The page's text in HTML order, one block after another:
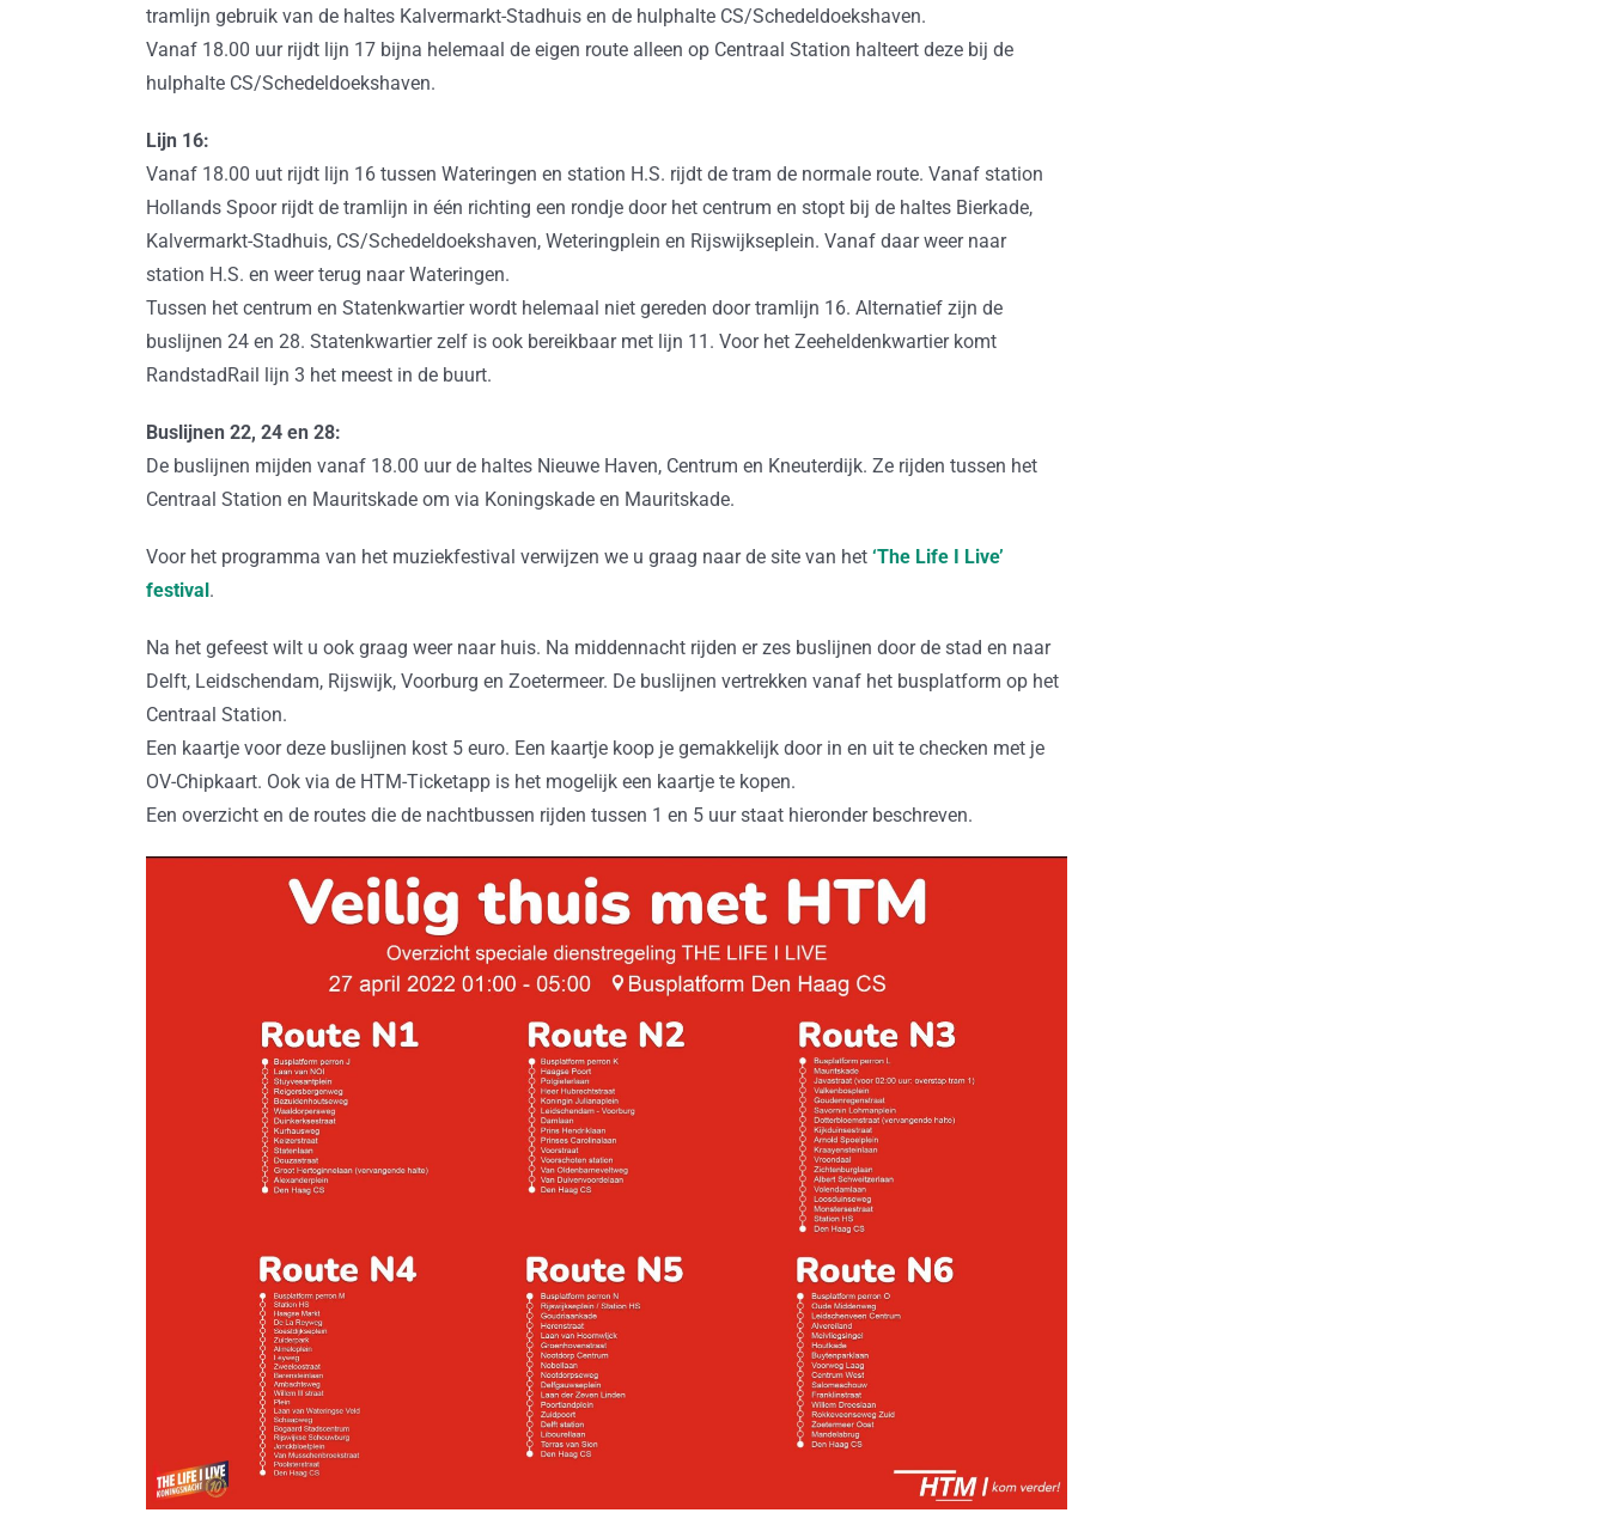
tramlijn gebruik van de haltes Kalvermarkt-Stadhuis en de hulphalte CS/Schedeldoekshaven.
Vanaf 18.00 uur rijdt lijn 17 bijna helemaal de eigen route alleen op Centraal Station halteert deze bij de
hulphalte CS/Schedeldoekshaven.
Lijn 16:
Vanaf 18.00 uut rijdt lijn 16 tussen Wateringen en station H.S. rijdt de tram de normale route. Vanaf station
Hollands Spoor rijdt de tramlijn in één richting een rondje door het centrum en stopt bij de haltes Bierkade,
Kalvermarkt-Stadhuis, CS/Schedeldoekshaven, Weteringplein en Rijswijkseplein. Vanaf daar weer naar
station H.S. en weer terug naar Wateringen.
Tussen het centrum en Statenkwartier wordt helemaal niet gereden door tramlijn 16. Alternatief zijn de
buslijnen 24 en 28. Statenkwartier zelf is ook bereikbaar met lijn 11. Voor het Zeeheldenkwartier komt
RandstadRail lijn 3 het meest in de buurt.
Buslijnen 22, 24 en 28:
De buslijnen mijden vanaf 18.00 uur de haltes Nieuwe Haven, Centrum en Kneuterdijk. Ze rijden tussen het
Centraal Station en Mauritskade om via Koningskade en Mauritskade.
Voor het programma van het muziekfestival verwijzen we u graag naar de site van het ‘The Life I Live’
festival.
Na het gefeest wilt u ook graag weer naar huis. Na middennacht rijden er zes buslijnen door de stad en naar
Delft, Leidschendam, Rijswijk, Voorburg en Zoetermeer. De buslijnen vertrekken vanaf het busplatform op het
Centraal Station.
Een kaartje voor deze buslijnen kost 5 euro. Een kaartje koop je gemakkelijk door in en uit te checken met je
OV-Chipkaart. Ook via de HTM-Ticketapp is het mogelijk een kaartje te kopen.
Een overzicht en de routes die de nachtbussen rijden tussen 1 en 5 uur staat hieronder beschreven.